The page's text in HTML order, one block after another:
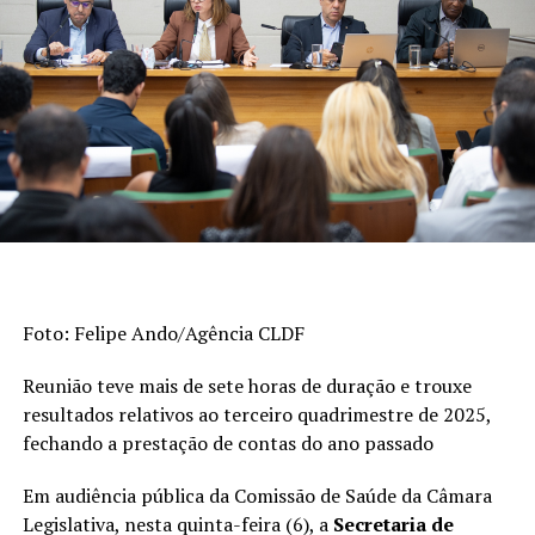
portuguesa e matemática no Sistema de Avaliação da
Educação Básica (Saeb) e as taxas de aprovação apuradas
pelo Censo Escolar. Os indicadores são divulgados a cada
dois anos. A escala do Ideb varia de 0 a 10.
>> Veja abaixo os indicadores do
ensino fundamental
para 6,3, superando a meta (6). Em 2005, era
Esta foi a etapa da educação básica que
registrou o avanço mais expressivo na série
histórica de 20 anos.
Quando considerados os anos finais do ensino
fundamental (6º ao 9º ano), o desempenho
Foto: Felipe Ando/Agência CLDF
Reunião teve mais de sete horas de duração e trouxe
resultados relativos ao terceiro quadrimestre de 2025,
fechando a prestação de contas do ano passado
Em audiência pública da Comissão de Saúde da Câmara
Legislativa, nesta quinta-feira (6), a Secretaria de